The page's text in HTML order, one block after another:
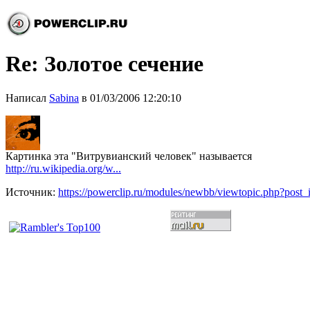
Re: Золотое сечение
Написал Sabina в 01/03/2006 12:20:10
Картинка эта "Витрувианский человек" называется
http://ru.wikipedia.org/w...
Источник: https://powerclip.ru/modules/newbb/